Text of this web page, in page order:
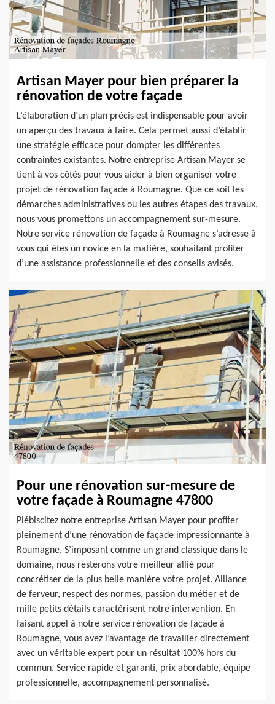
Artisan Mayer pour bien préparer la
rénovation de votre façade
L’élaboration d’un plan précis est indispensable pour avoir
un aperçu des travaux à faire. Cela permet aussi d’établir
une stratégie efficace pour dompter les différentes
contraintes existantes. Notre entreprise Artisan Mayer se
tient à vos côtés pour vous aider à bien organiser votre
projet de rénovation façade à Roumagne. Que ce soit les
démarches administratives ou les autres étapes des travaux,
nous vous promettons un accompagnement sur-mesure.
Notre service rénovation de façade à Roumagne s’adresse à
vous qui êtes un novice en la matière, souhaitant profiter
d’une assistance professionnelle et des conseils avisés.
Pour une rénovation sur-mesure de
votre façade à Roumagne 47800
Plébiscitez notre entreprise Artisan Mayer pour profiter
pleinement d’une rénovation de façade impressionnante à
Roumagne. S’imposant comme un grand classique dans le
domaine, nous resterons votre meilleur allié pour
concrétiser de la plus belle manière votre projet. Alliance
de ferveur, respect des normes, passion du métier et de
mille petits détails caractérisent notre intervention. En
faisant appel à notre service rénovation de façade à
Roumagne, vous avez l’avantage de travailler directement
avec un véritable expert pour un résultat 100% hors du
commun. Service rapide et garanti, prix abordable, équipe
professionnelle, accompagnement personnalisé.